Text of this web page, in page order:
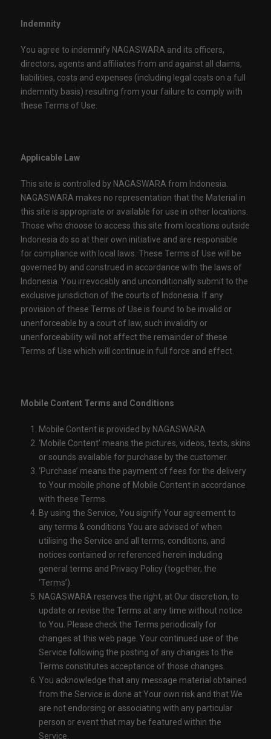
Indemnity
You agree to indemnify NAGASWARA and its officers,
directors, agents and affiliates from and against all claims,
liabilities, costs and expenses (including legal costs on a full
indemnity basis) resulting from your failure to comply with
these Terms of Use.
Applicable Law
This site is controlled by NAGASWARA from Indonesia.
NAGASWARA makes no representation that the Material in
this site is appropriate or available for use in other locations.
Those who choose to access this site from locations outside
Indonesia do so at their own initiative and are responsible
for compliance with local laws. These Terms of Use will be
governed by and construed in accordance with the laws of
Indonesia. You irrevocably and unconditionally submit to the
exclusive jurisdiction of the courts of Indonesia. If any
provision of these Terms of Use is found to be invalid or
unenforceable by a court of law, such invalidity or
unenforceability will not affect the remainder of these
Terms of Use which will continue in full force and effect.
Mobile Content Terms and Conditions
Mobile Content is provided by NAGASWARA
‘Mobile Content’ means the pictures, videos, texts, skins
or sounds available for purchase by the customer.
‘Purchase’ means the payment of fees for the delivery
to Your mobile phone of Mobile Content in accordance
with these Terms.
By using the Service, You signify Your agreement to
any terms & conditions You are advised of when
utilising the Service and all terms, conditions, and
notices contained or referenced herein including
general terms and Privacy Policy (together, the
‘Terms’).
NAGASWARA reserves the right, at Our discretion, to
update or revise the Terms at any time without notice
to You. Please check the Terms periodically for
changes at this web page. Your continued use of the
Service following the posting of any changes to the
Terms constitutes acceptance of those changes.
You acknowledge that any message material obtained
from the Service is done at Your own risk and that We
are not endorsing or associating with any particular
person or event that may be featured within the
Service.